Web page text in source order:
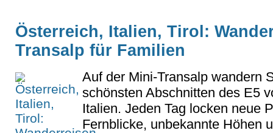
Österreich, Italien, Tirol:
Transalp für Familien
Auf der Mini-Transalp wandern
schönsten Abschnitten des E5
Italien. Jeden Tag locken neue
Fernblicke, unbekannte Höhen